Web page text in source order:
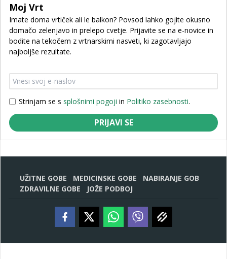
Moj Vrt
Imate doma vrtiček ali le balkon? Povsod lahko gojite okusno
domačo zelenjavo in prelepo cvetje. Prijavite se na e-novice in
bodite na tekočem z vrtnarskimi nasveti, ki zagotavljajo
najboljše rezultate.
Strinjam se s splošnimi pogoji in Politiko zasebnosti.
PRIJAVI SE
UŽITNE GOBE MEDICINSKE GOBE
NABIRANJE GOB
ZDRAVILNE GOBE
JOŽE PODBOJ